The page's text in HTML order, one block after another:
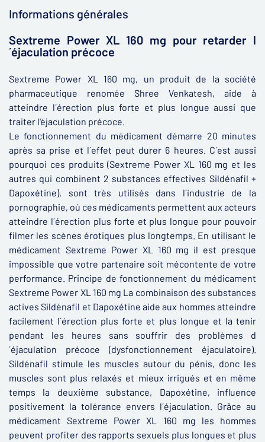
Informations générales
Sextreme Power XL 160 mg pour retarder l
´éjaculation précoce
Sextreme Power XL 160 mg, un produit de la société
pharmaceutique renomée Shree Venkatesh, aide à
atteindre l´érection plus forte et plus longue aussi que
traiter l'éjaculation précoce.
Le fonctionnement du médicament démarre 20 minutes
après sa prise et l´effet peut durer 6 heures. C´est aussi
pourquoi ces produits (Sextreme Power XL 160 mg et les
autres qui combinent 2 substances effectives Sildénafil +
Dapoxétine), sont très utilisés dans l´industrie de la
pornographie, où ces médicaments permettent aux acteurs
atteindre l´érection plus forte et plus longue pour pouvoir
filmer les scènes érotiques plus longtemps. En utilisant le
médicament Sextreme Power XL 160 mg il est presque
impossible que votre partenaire soit mécontente de votre
performance. Principe de fonctionnement du médicament
Sextreme Power XL 160 mg La combinaison des substances
actives Sildénafil et Dapoxétine aide aux hommes atteindre
facilement l´érection plus forte et plus longue et la tenir
pendant les heures sans souffrir des problèmes d
´éjaculation précoce (dysfonctionnement éjaculatoire).
Sildénafil stimule les muscles autour du pénis, donc les
muscles sont plus relaxés et mieux irrigués et en même
temps la deuxième substance, Dapoxétine, influence
positivement la tolérance envers l´éjaculation. Grâce au
médicament Sextreme Power XL 160 mg les hommes
peuvent profiter des rapports sexuels plus longues et plus